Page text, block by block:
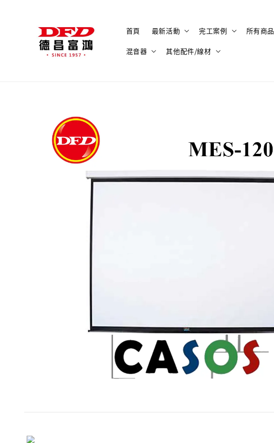
首頁 最新活動 完工案例 所有商品
混音器 其他配件/線材